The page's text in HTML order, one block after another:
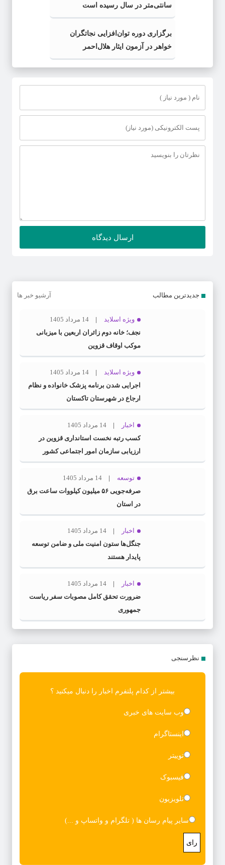
سانتی‌متر در سال رسیده است
برگزاری دوره توان‌افزایی نجاتگران
خواهر در آزمون ایثار هلال‌احمر
جدیدترین مطالب آرشیو خبر ها
ویژه اسلاید
14 مرداد 1405
نجف؛ خانه دوم زائران اربعین با میزبانی
موکب اوقاف قزوین
ویژه اسلاید
14 مرداد 1405
اجرایی شدن برنامه پزشک خانواده و نظام
ارجاع در شهرستان تاکستان
اخبار
14 مرداد 1405
کسب رتبه نخست استانداری قزوین در
ارزیابی سازمان امور اجتماعی کشور
توسعه
14 مرداد 1405
صرفه‌جویی ۵۶ میلیون کیلووات‌ ساعت برق
در استان
اخبار
14 مرداد 1405
جنگل‌ها ستون امنیت ملی و ضامن توسعه
پایدار هستند
اخبار
14 مرداد 1405
ضرورت تحقق کامل مصوبات سفر ریاست‌
جمهوری
نظرسنجی
بیشتر از کدام پلتفرم اخبار را دنبال میکنید ؟
وب سایت های خبری
اینستاگرام
توییتر
فیسبوک
تلویزیون
سایر پیام رسان ها ( تلگرام و واتساپ و ...)
رای